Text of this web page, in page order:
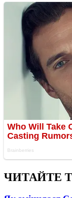
ЧИТАЙТЕ